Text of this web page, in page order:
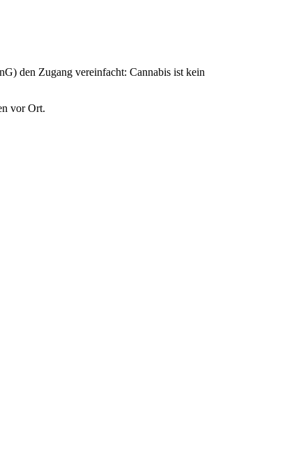
den Zugang vereinfacht: Cannabis ist kein
vor Ort.